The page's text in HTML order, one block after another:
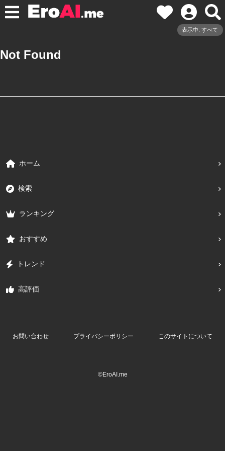
表示中: すべて
Not Found
ホーム
検索
ランキング
おすすめ
トレンド
高評価
お問い合わせ プライバシーポリシー このサイトについて
©EroAI.me